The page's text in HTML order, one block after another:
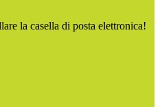
la casella di posta elettronica!